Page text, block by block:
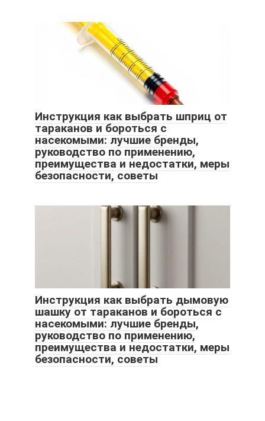
Инструкция как выбрать шприц от
тараканов и бороться с
насекомыми: лучшие бренды,
руководство по применению,
преимущества и недостатки, меры
безопасности, советы
Инструкция как выбрать дымовую
шашку от тараканов и бороться с
насекомыми: лучшие бренды,
руководство по применению,
преимущества и недостатки, меры
безопасности, советы